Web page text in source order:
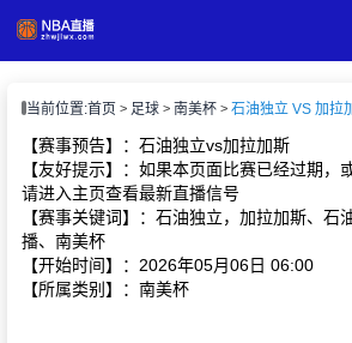
播
闻
当前位置:首页 足球 南美杯
【赛事预告】：石油独立vs加拉加斯
【友好提示】：如果本页面比赛已经过期，
请进入主页查看最新直播信号
【赛事关键词】：石油独立，加拉加斯、石
播、南美杯
【开始时间】：2026年05月06日 06:00
【所属类别】：南美杯